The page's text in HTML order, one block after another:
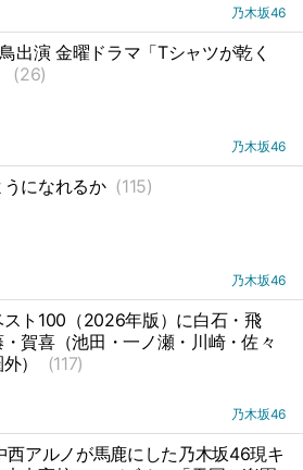
乃木坂46
出演 金曜ドラマ「Tシャツが乾く
(26)
乃木坂46
になれるか (115)
乃木坂46
ト100（2026年版）に白石・飛
賀喜（池田・一ノ瀬・川崎・佐々
）
(117)
乃木坂46
西アルノが馬鹿にした乃木坂46現キ